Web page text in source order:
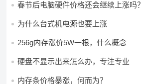
春节后电脑硬件价格还会继续上涨吗？
为什么台式机电源也要上涨
256g内存涨价5W一根，什么概念
硬盘不显示出来怎么办，专注专业
内存条价格暴涨，何而为？